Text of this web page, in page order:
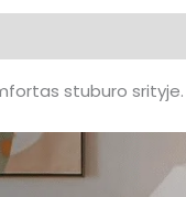
stuburo srityje.